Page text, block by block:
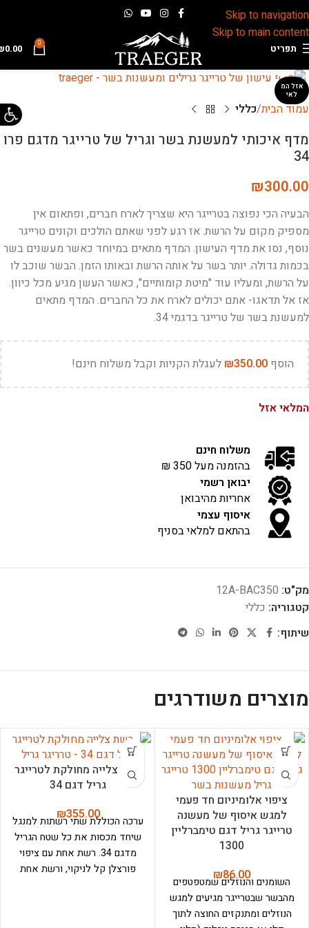
Skip to navigation
Skip to main content
תפריט 0
0.00
אזל המ
לאי
עמוד הבית כללי
מדף איכותי למעשנת בשר וגריל של טרייגר מדגם פרו
34
₪300.00
הבעיה הכי נפוצה בטרייגר היא שצריך לארח חברים, ופתאום אין
מספיק מקום על הרשת. אז רגע לפני שאתם הולכים וקונים טרייגר
נוסף, נסו את מדף העישון. המדף מתאים במיוחד כאשר מעשנים בשר
בכמות גדולה. יותר בשר על אותה הרשת ובאותו הזמן. הבשר שוכב לו
על הרשת, ומעליו עוד "מיטת קומותיים", כאשר העשן מגיע מכל כיוון.
אז אל תדאגו- אתם יכולים לארח את כל החברים. המדף מתאים
למעשנת בשר של טרייגר בדגמי 34.
הוסף ₪350.00 לעגלת הקניות וקבל משלוח חינם!
המלאי אזל
משלוח חינם
בהזמנה מעל 350 ₪
יבואן רשמי
אחריות מהיבואן
איסוף עצמי
בהתאם למלאי בסניף
מק"ט: 12A-BAC350
קטגוריה: כללי
שיתוף:
מוצרים משודרגים
ציפוי אלומיניום חד פעמי
למגש איסוף של מעשנה
טרייגר גריל דגם טימברליין
1300
₪86.00
השומנים והנוזלים שמטפטפים
מהבשר שבטרייגר מגיעים למגש
הנוזלים ומתנקזים החוצה לתוך
רשת צלייה מחולקת לטרייגר
גריל דגם 34
₪355.00
ערכה הכוללת שתי רשתות למנגל
שיחד מכסות את כל שטח הגריל
מדגם 34. רשת אחת עם ציפוי
פורצלן קל לניקוי, ורשת אחת